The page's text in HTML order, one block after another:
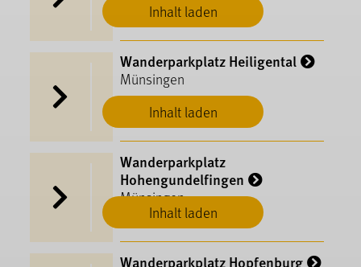
Inhalt laden
Inhalt laden
Wanderparkplatz Heiligental
Münsingen
Inhalt laden
Wanderparkplatz
Hohengundelfingen
Münsingen
Wanderparkplatz Hopfenburg